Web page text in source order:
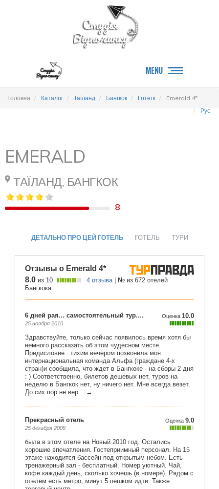
MENU
Головна Каталог Таїланд Бангкок Готелі
Emerald 4*
Рус.
EMERALD
ТАЇЛАНД, БАНГКОК
8
ДЕТАЛЬНО ПРО ЦЕЙ ГОТЕЛЬ ГОТЕЛЬ ТУРИ